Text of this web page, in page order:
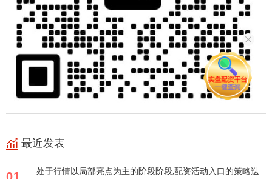
最近发表
处于行情以局部亮点为主的阶段阶段,配资活动入口的策略迭